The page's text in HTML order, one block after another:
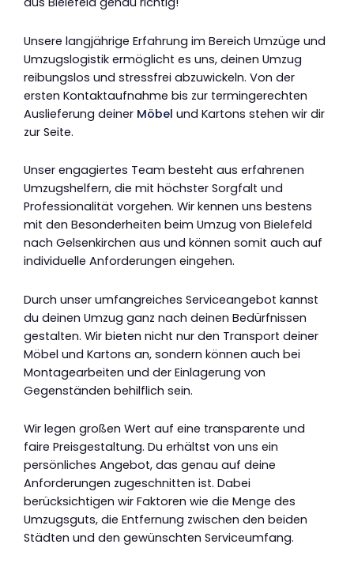
Unsere langjährige Erfahrung im Bereich Umzüge und
Umzugslogistik ermöglicht es uns, deinen Umzug
reibungslos und stressfrei abzuwickeln. Von der
ersten Kontaktaufnahme bis zur termingerechten
Auslieferung deiner Möbel und Kartons stehen wir dir
zur Seite.
Unser engagiertes Team besteht aus erfahrenen
Umzugshelfern, die mit höchster Sorgfalt und
Professionalität vorgehen. Wir kennen uns bestens
mit den Besonderheiten beim Umzug von Bielefeld
nach Gelsenkirchen aus und können somit auch auf
individuelle Anforderungen eingehen.
Durch unser umfangreiches Serviceangebot kannst
du deinen Umzug ganz nach deinen Bedürfnissen
gestalten. Wir bieten nicht nur den Transport deiner
Möbel und Kartons an, sondern können auch bei
Montagearbeiten und der Einlagerung von
Gegenständen behilflich sein.
Wir legen großen Wert auf eine transparente und
faire Preisgestaltung. Du erhältst von uns ein
persönliches Angebot, das genau auf deine
Anforderungen zugeschnitten ist. Dabei
berücksichtigen wir Faktoren wie die Menge des
Umzugsguts, die Entfernung zwischen den beiden
Städten und den gewünschten Serviceumfang.